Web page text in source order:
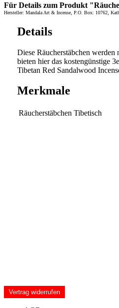
Für Details zum Produkt
Hersteller: Mandala Art & Incense, P.O. Box: 10762,
Details
Diese Räucherstäbchen
bieten hier das kostengünstige
Tibetan Red Sandalwood
Merkmale
Räucherstäbchen Tibetisch
Vertrag widerrufen